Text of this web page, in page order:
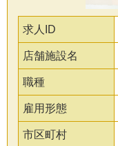
求人ID
店舗施設名
職種
雇用形態
市区町村